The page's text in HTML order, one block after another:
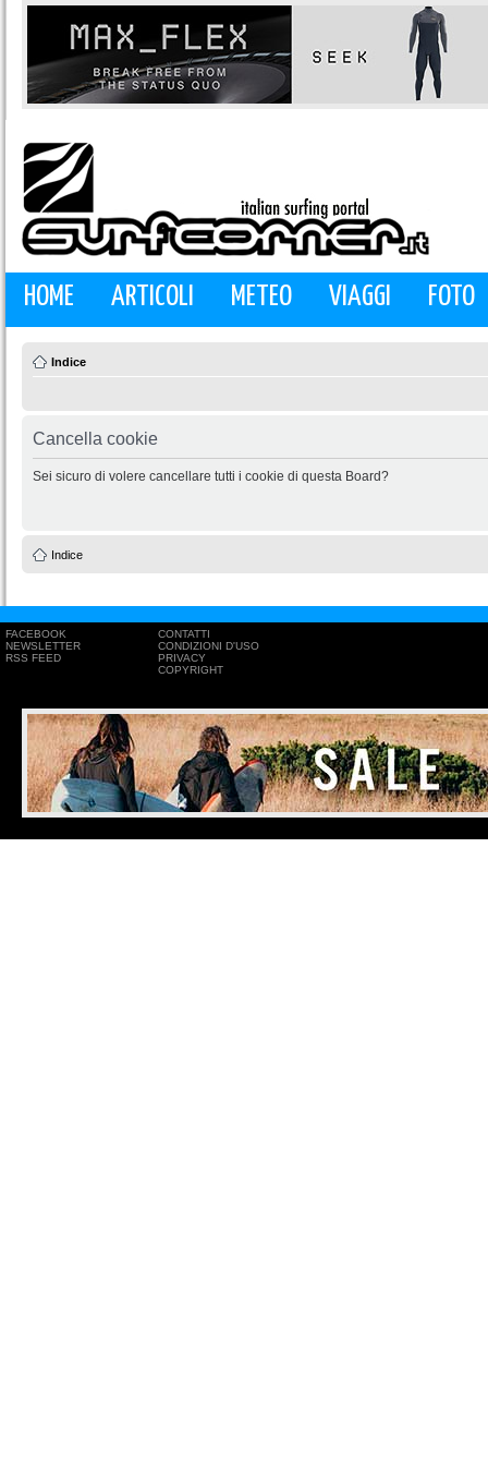
HOME ARTICOLI METEO VIAGGI FOTO
Indice
Cancella cookie
Sei sicuro di volere cancellare tutti i cookie di questa Board?
Indice
FACEBOOK
NEWSLETTER
RSS FEED
CONTATTI
CONDIZIONI D'USO
PRIVACY
COPYRIGHT